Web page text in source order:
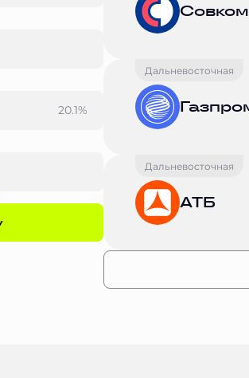
20.1%
Дальневосточная
Дальневосточная
АТБ